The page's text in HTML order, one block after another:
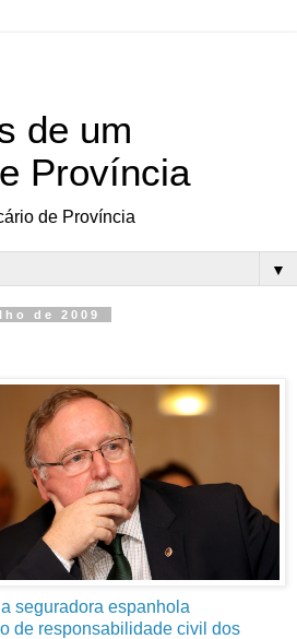
de um
Província
de Província
▼
de 2009
seguradora espanhola
de responsabilidade civil dos